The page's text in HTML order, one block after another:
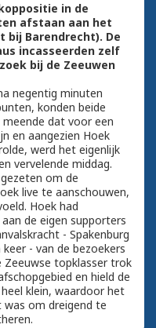
in de
afstaan aan het
bij Barendrecht). De
incasseerden zelf
bij de Zeeuwen
negentig minuten
konden beide
dat voor een
en aangezien Hoek
werd het eigenlijk
vervelende middag.
om de
live te aanschouwen,
Hoek had
de eigen supporters
- Spakenburg
- van de bezoekers
topklasser trok
en hield de
klein, waardoor het
was om dreigend te